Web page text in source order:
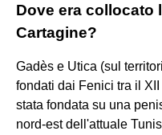
Dove era collocato
Cartagine?
Gadès e Utica (sul
fondati dai Fenici tra il
stata fondata su una
nord-est dell'attuale